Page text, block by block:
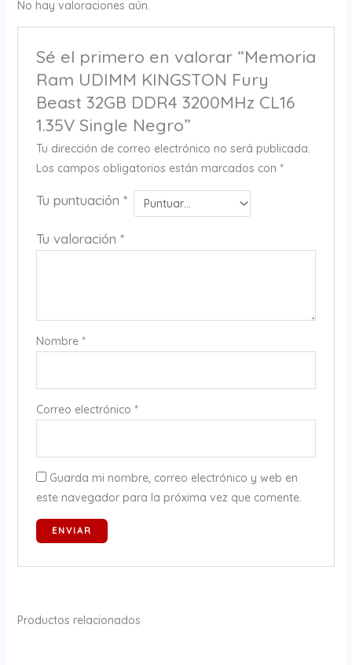
No hay valoraciones aún.
Sé el primero en valorar “Memoria
Ram UDIMM KINGSTON Fury
Beast 32GB DDR4 3200MHz CL16
1.35V Single Negro”
Tu dirección de correo electrónico no será publicada.
Los campos obligatorios están marcados con *
Tu puntuación *
Tu valoración *
Nombre *
Correo electrónico *
Guarda mi nombre, correo electrónico y web en
este navegador para la próxima vez que comente.
Productos relacionados